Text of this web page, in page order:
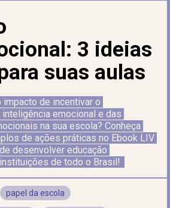
3 ideias
suas aulas
impacto de incentivar o
emocional e das
na sua escola? Conheça
de ações práticas no Ebook LIV
desenvolver educação
de todo o Brasil!
papel da escola